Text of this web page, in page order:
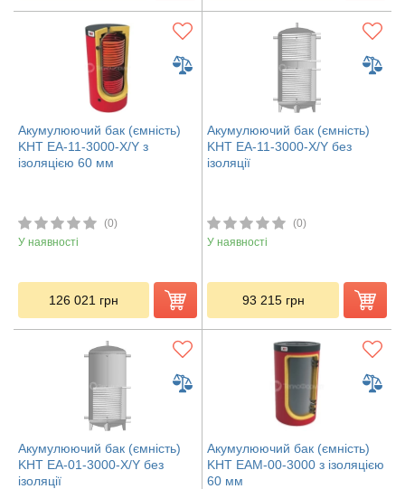
Акумулюючий бак (ємність)
KHT ЕА-11-3000-X/Y з
ізоляцією 60 мм
(0)
У наявності
126 021 грн
Акумулюючий бак (ємність)
KHT ЕА-11-3000-X/Y без
ізоляції
(0)
У наявності
93 215 грн
Акумулюючий бак (ємність)
KHT ЕА-01-3000-X/Y без
ізоляції
Акумулюючий бак (ємність)
KHT ЕАМ-00-3000 з ізоляцією
60 мм